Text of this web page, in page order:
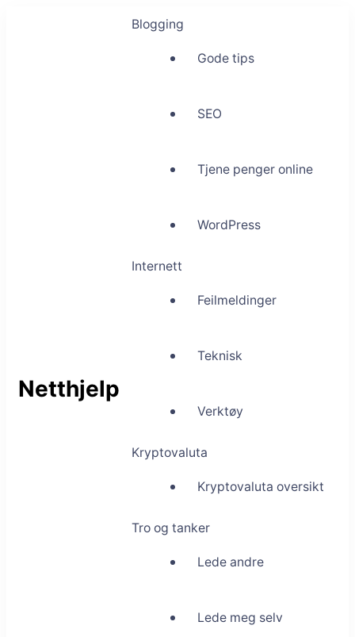
Netthjelp
Blogging
Gode tips
SEO
Tjene penger online
WordPress
Internett
Feilmeldinger
Teknisk
Verktøy
Kryptovaluta
Kryptovaluta oversikt
Tro og tanker
Lede andre
Lede meg selv